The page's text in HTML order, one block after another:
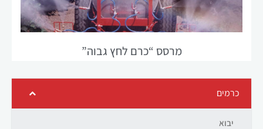
מרסס “כרם לחץ גבוה”
כרמים
יבוא